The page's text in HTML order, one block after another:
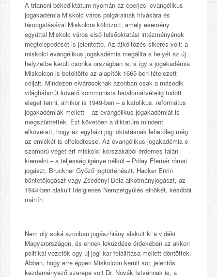
A trianoni békediktátum nyomán az eperjesi evangélikus
jogakadémia Miskolc város polgárainak hívására és
támogatásával Miskolcra költözött, amely esemény
egyúttal Miskolc város első felsőoktatási intézményének
megtelepedését is jelentette. Az átköltözés sikeres volt: a
miskolci evangélikus jogakadémia megállta a helyét az új
helyzetbe került csonka országban is, s így a jogakadémia
Miskolcon is betöltötte az alapítók 1665-ben tételezett
céljait. Mindezen elvárásoknak azonban csak a második
világháborút követő kommunista hatalomátvételig tudott
eleget tenni, amikor is 1949-ben – a katolikus, református
jogakadémiák mellett – az evangélikus jogakadémiát is
megszüntették. Ezt követően a diktatúra mindent
elkövetett, hogy az egyházi jogi oktatásnak lehetőleg még
az emlékét is elfeledtesse. Az evangélikus jogakadémia e
szomorú véget ért miskolci korszakából érdemes talán
kiemelni – a teljesség igénye nélkül – Pólay Elemér római
jogászt, Bruckner Győző jogtörténészt, Hacker Ervin
büntetőjogászt vagy Zsedényi Béla alkotmányjogászt, az
1944-ben alakult Ideiglenes Nemzetgyűlés elnökét, későbbi
mártírt.
Nem oly soká azonban jogászhiány alakult ki a vidéki
Magyarországon, és ennek leküzdése érdekében az akkori
politikai vezetők egy új jogi kar felállítása mellett döntöttek.
Abban, hogy erre éppen Miskolcon került sor, jelentős
kezdeményező szerepe volt Dr. Novák Istvánnak is, a